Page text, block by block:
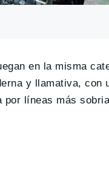
en la misma
y llamativa,
por líneas más